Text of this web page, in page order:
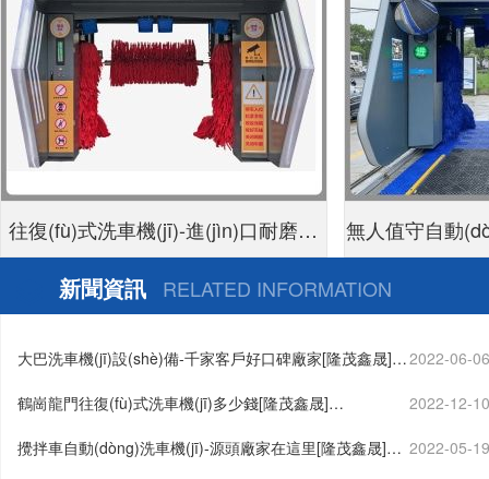
往復(fù)式洗車機(jī)-進(jìn)口耐磨泡
面刷不傷車漆[隆茂鑫晟]
無人值守自動
付24小時(shí)
新聞資訊 RELATED INFORMATION
大巴洗車機(jī)設(shè)備-千家客戶好口碑廠家[隆茂鑫晟]…2022-06-
鶴崗龍門往復(fù)式洗車機(jī)多少錢[隆茂鑫晟]… 2022-12-
攪拌車自動(dòng)洗車機(jī)-源頭廠家在這里[隆茂鑫晟]… 2022-05-